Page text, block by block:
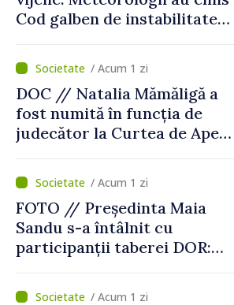
Cod galben de instabilitate
/ Acum 1 zi
DOC // Natalia Mămăligă a
fost numită în funcția de
judecător la Curtea de Apel
/ Acum 1 zi
FOTO // Președinta Maia
Sandu s-a întâlnit cu
participanții taberei DOR:
noastră rămâne puternică”
/ Acum 1 zi